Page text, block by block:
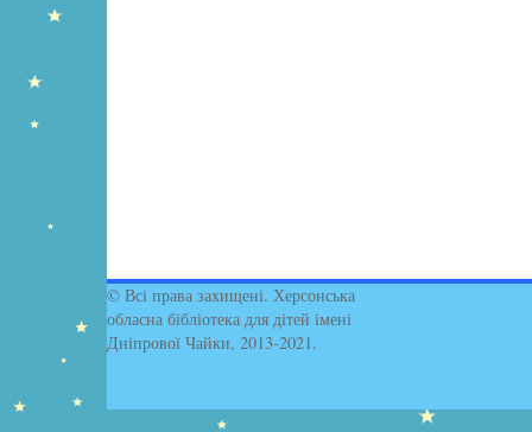
© Всі права захищені. Херсонська
обласна бібліотека для дітей імені
Дніпрової Чайки, 2013-2021.